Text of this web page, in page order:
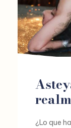
¿Lo que